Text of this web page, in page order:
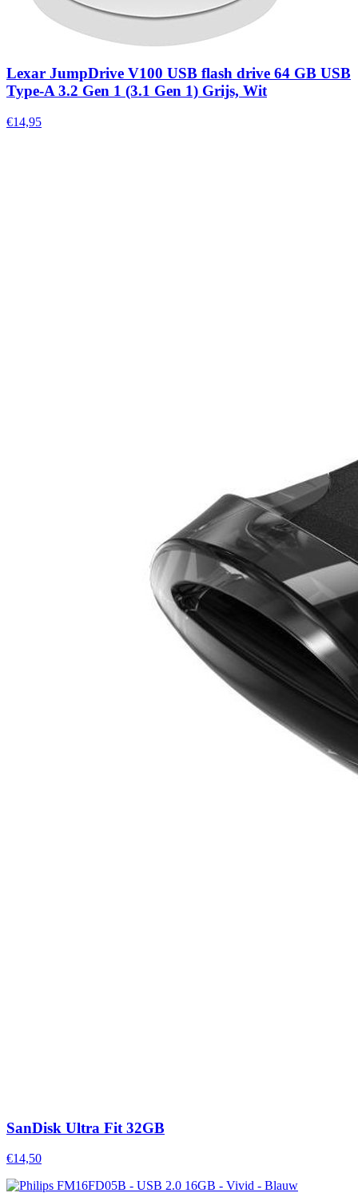
Lexar JumpDrive V100 USB flash drive 64 GB USB
Type-A 3.2 Gen 1 (3.1 Gen 1) Grijs, Wit
€14,95
SanDisk Ultra Fit 32GB
€14,50